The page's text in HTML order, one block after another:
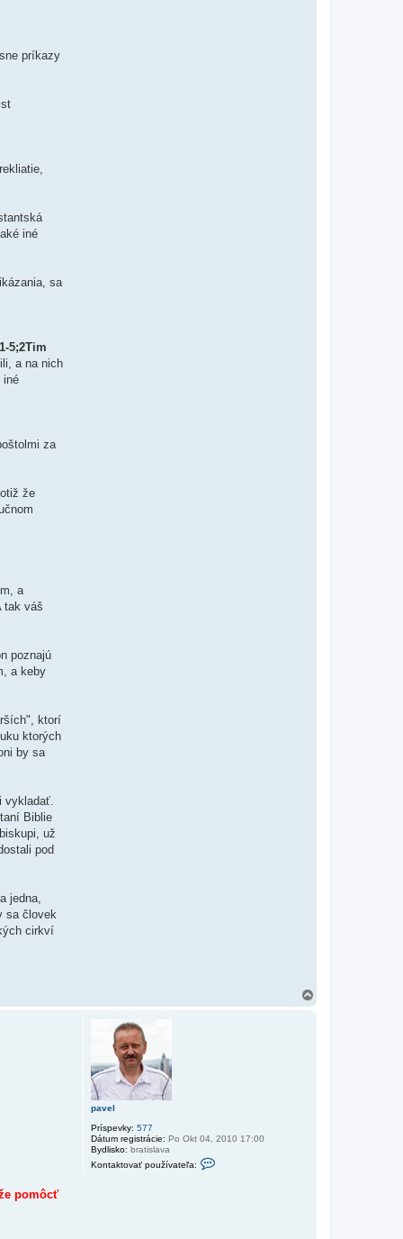
príkazy
iné
sa
5;2Tim
a na nich
iné
za
že
a
tak váš
poznajú
a keby
ktorí
ktorých
by sa
vykladať.
Biblie
už
pod
jedna,
sa človek
cirkví
pavel
Príspevky: 577
Dátum registrácie: Po Okt 04, 2010 17:00
Bydlisko: bratislava
Kontaktovať používateľa:
pomôcť